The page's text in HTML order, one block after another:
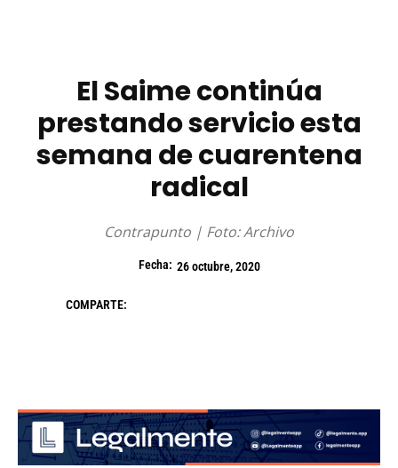
El Saime continúa
prestando servicio esta
semana de cuarentena
radical
Contrapunto | Foto: Archivo
Fecha: 26 octubre, 2020
COMPARTE: